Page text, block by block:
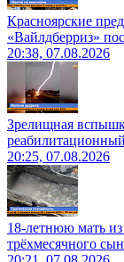
Красноярские
«Вайлдберриз»
20:38, 07.08.2026
Зрелищная
20:25, 07.08.2026
18-летнюю мать
трёхмесячного